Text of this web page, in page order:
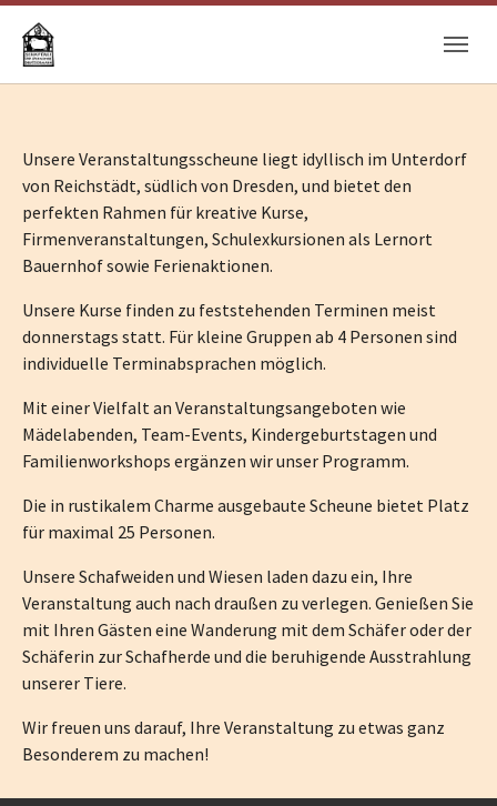
Skip to main navigation
Skip to main content
Skip to page footer
Unsere Veranstaltungsscheune liegt idyllisch im Unterdorf
von Reichstädt, südlich von Dresden, und bietet den
perfekten Rahmen für kreative Kurse,
Firmenveranstaltungen, Schulexkursionen als Lernort
Bauernhof sowie Ferienaktionen.
Unsere Kurse finden zu feststehenden Terminen meist
donnerstags statt. Für kleine Gruppen ab 4 Personen sind
individuelle Terminabsprachen möglich.
Mit einer Vielfalt an Veranstaltungsangeboten wie
Mädelabenden, Team-Events, Kindergeburtstagen und
Familienworkshops ergänzen wir unser Programm.
Die in rustikalem Charme ausgebaute Scheune bietet Platz
für maximal 25 Personen.
Unsere Schafweiden und Wiesen laden dazu ein, Ihre
Veranstaltung auch nach draußen zu verlegen. Genießen Sie
mit Ihren Gästen eine Wanderung mit dem Schäfer oder der
Schäferin zur Schafherde und die beruhigende Ausstrahlung
unserer Tiere.
Wir freuen uns darauf, Ihre Veranstaltung zu etwas ganz
Besonderem zu machen!